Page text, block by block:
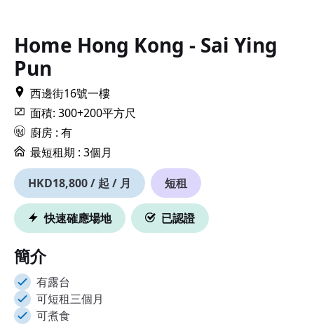
Home Hong Kong - Sai Ying
Pun
西邊街16號一樓
面積: 300+200平方尺
廚房 : 有
最短租期 : 3個月
HKD18,800 / 起 / 月
短租
快速確應場地 已認證
簡介
有露台
可短租三個月
可煮食